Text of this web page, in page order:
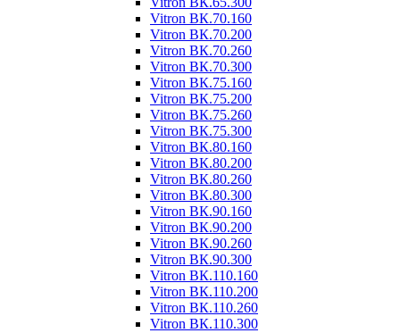
Vitron ВК.70.160
Vitron ВК.70.200
Vitron ВК.70.260
Vitron ВК.70.300
Vitron ВК.75.160
Vitron ВК.75.200
Vitron ВК.75.260
Vitron ВК.75.300
Vitron ВК.80.160
Vitron ВК.80.200
Vitron ВК.80.260
Vitron ВК.80.300
Vitron ВК.90.160
Vitron ВК.90.200
Vitron ВК.90.260
Vitron ВК.90.300
Vitron ВК.110.160
Vitron ВК.110.200
Vitron ВК.110.260
Vitron ВК.110.300